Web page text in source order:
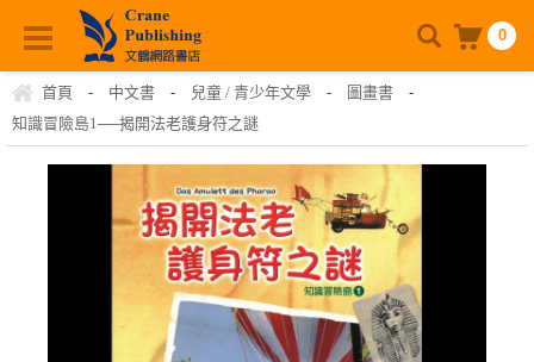
0
首頁 - 中文書 - 兒童 / 青少年文學 - 圖畫書
-
知識冒險島1──揭開法老護身符之謎